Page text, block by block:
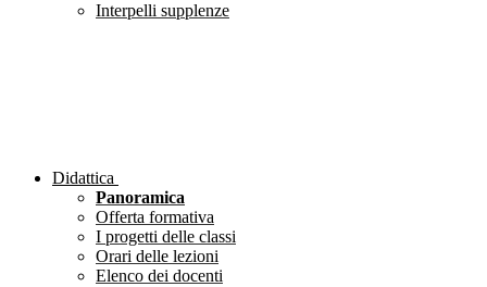
Interpelli supplenze
Didattica
Panoramica
Offerta formativa
I progetti delle classi
Orari delle lezioni
Elenco dei docenti